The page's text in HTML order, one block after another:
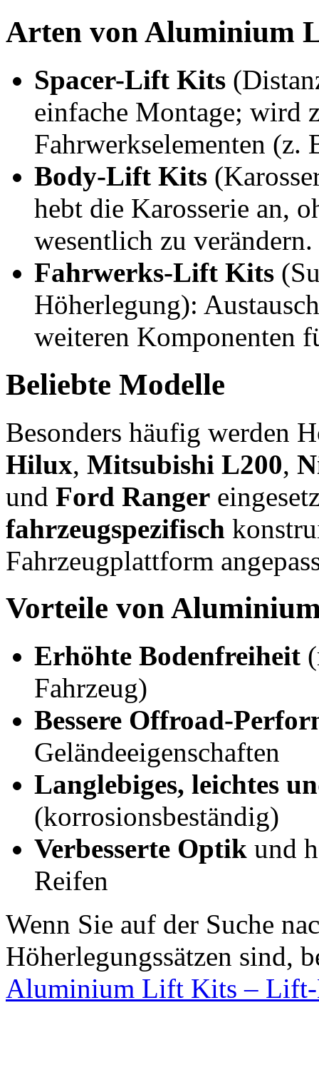
Arten von Aluminium
Spacer-Lift Kits
einfache Montage; wird
Fahrwerkselementen (z.
Body-Lift Kits
hebt die Karosserie an,
wesentlich zu verändern.
Fahrwerks-Lift Kits
Höherlegung):
weiteren Komponenten
Beliebte Modelle
Besonders häufig werden
Hilux, Mitsubishi L200,
und Ford Ranger
fahrzeugspezifisch
Fahrzeugplattform
Vorteile von
Erhöhte Bodenfreiheit
Fahrzeug)
Bessere Offroad-
Geländeeigenschaften
Langlebiges, leichtes
(korrosionsbeständig)
Verbesserte Optik und
Reifen
Wenn Sie auf der Suche
Höherlegungssätzen sind,
Aluminium Lift Kits –